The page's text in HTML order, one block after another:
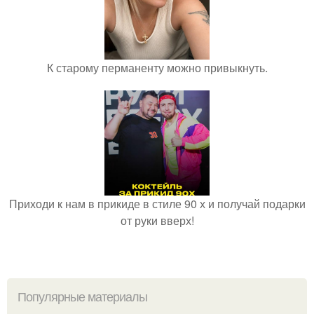
К старому перманенту можно привыкнуть.
Приходи к нам в прикиде в стиле 90 х и получай подарки
от руки вверх!
Популярные материалы